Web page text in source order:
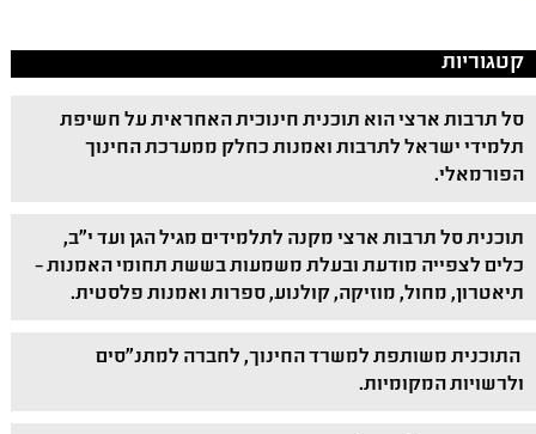
קטגוריות
סל תרבות ארצי הוא תוכנית חינוכית האחראית על חשיפת
תלמידי ישראל לתרבות ואמנות כחלק ממערכת החינוך
הפורמאלי.
תוכנית סל תרבות ארצי מקנה לתלמידים מגיל הגן ועד י"ב,
כלים לצפייה מודעת ובעלת משמעות בששת תחומי האמנות –
תיאטרון, מחול, מוזיקה, קולנוע, ספרות ואמנות פלסטית.
התוכנית משותפת למשרד החינוך, לחברה למתנ"סים
ולרשויות המקומיות.